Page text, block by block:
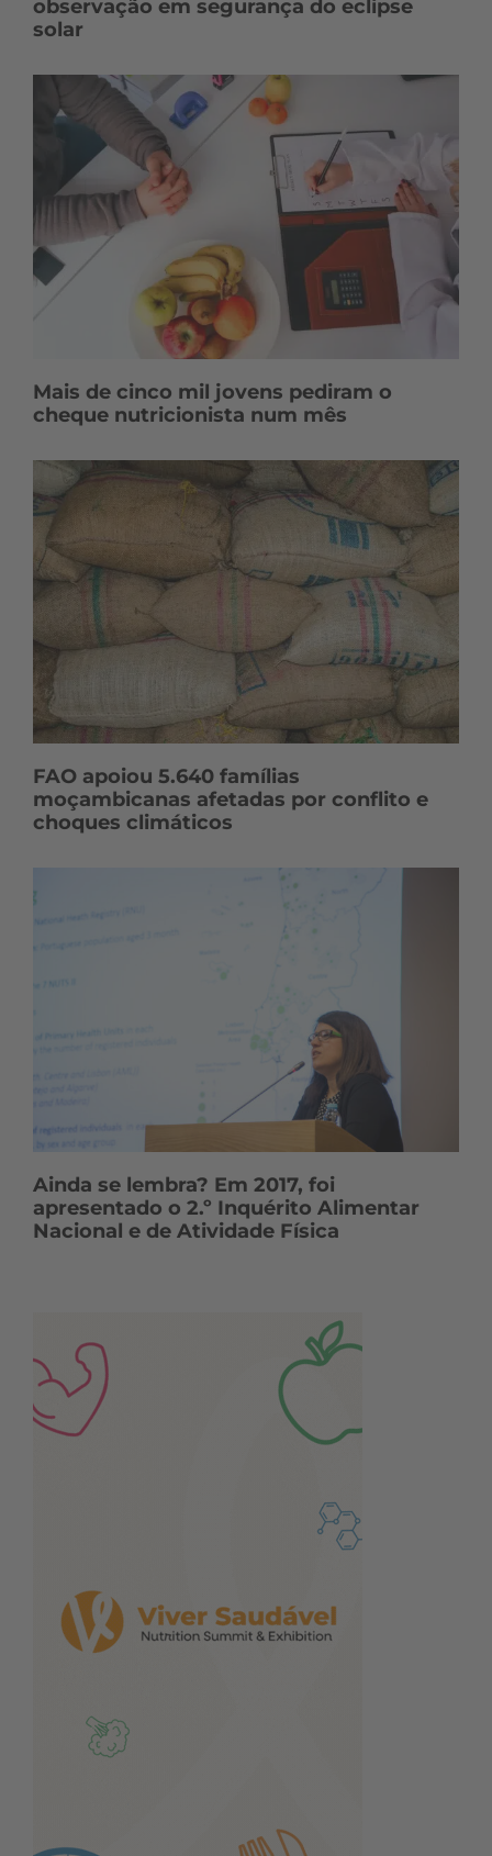
observação em segurança do eclipse
solar
Mais de cinco mil jovens pediram o
cheque nutricionista num mês
FAO apoiou 5.640 famílias
moçambicanas afetadas por conflito e
choques climáticos
Ainda se lembra? Em 2017, foi
apresentado o 2.º Inquérito Alimentar
Nacional e de Atividade Física